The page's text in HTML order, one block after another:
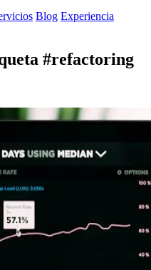
Blog Experiencia
#refactoring